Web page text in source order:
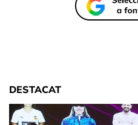
DESTACAT